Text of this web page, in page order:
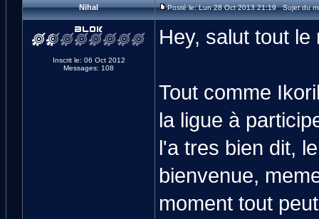
Nihal Posté le: Lun 28 Oct 2013 21:19 Sujet du
Inscrit le: 06 Oct 2012
Messages: 108
Hey, salut tout
Tout comme
la ligue à
l'a tres bien dit,
bienvenue,
moment tout